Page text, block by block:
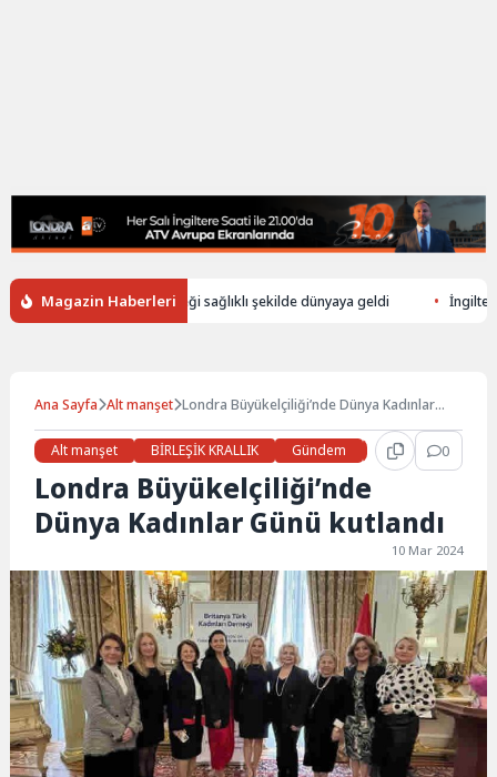
Magazin Haberleri
ölen annenin bebeği sağlıklı şekilde dünyaya geldi
Ana Sayfa Alt manşet Londra Büyükelçiliği’nde Dünya Kadınlar
Alt manşet
BİRLEŞİK KRALLIK Gündem Haberler 0
Londra Büyükelçiliği’nde
Dünya Kadınlar Günü kutlandı
10 Mar 2024